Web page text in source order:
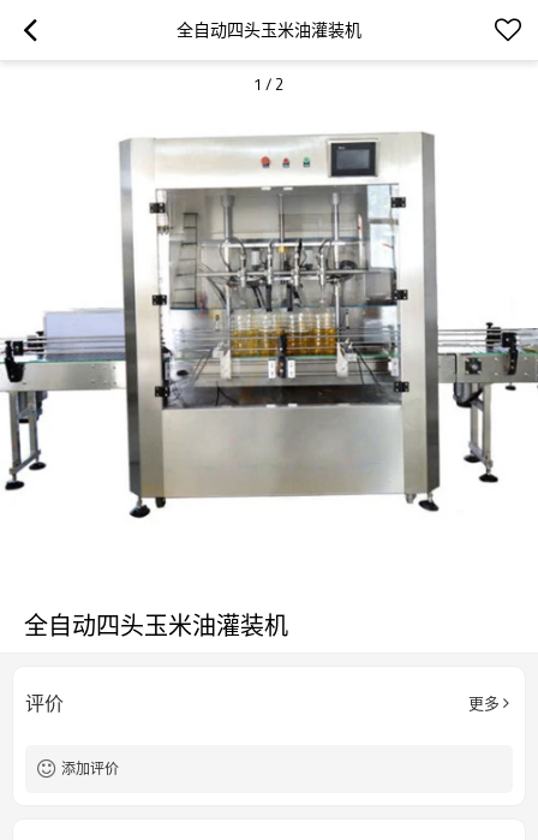
全自动四头玉米油灌装机
1 / 2
全自动四头玉米油灌装机
评价 更多
添加评价